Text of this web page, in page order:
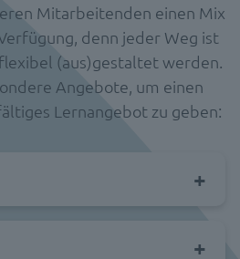
Mitarbeitenden einen Mix
denn jeder Weg ist
(aus)gestaltet werden.
Angebote, um einen
Lernangebot zu geben: